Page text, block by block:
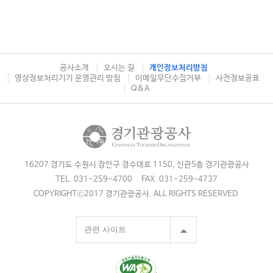
공사소개 오시는 길
개인정보처리방침
영상정보처리기기 운영관리 방침
이메일무단수집거부
사전정보공표
Q&A
16207 경기도 수원시 장안구 경수대로 1150, 신관5층 경기관광공사
TEL. 031-259-4700
FAX. 031-259-4737
COPYRIGHTⓒ2017 경기관광공사. ALL RIGHTS RESERVED.
관련 사이트